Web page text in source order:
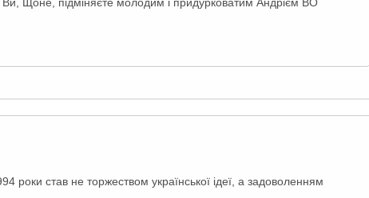
став не торжеством української ідеї, а задоволенням